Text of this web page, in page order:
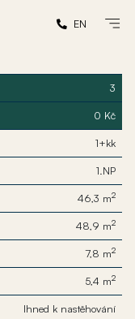
EN
3
0 Kč
1+kk
1.NP
46,3 m2
48,9 m2
7,8 m2
5,4 m2
Ihned k nastěhování